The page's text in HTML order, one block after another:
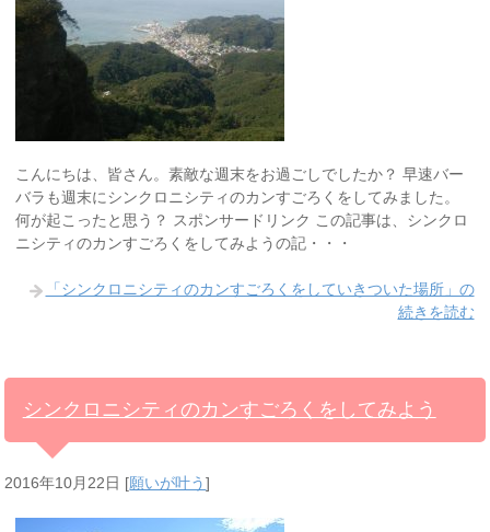
こんにちは、皆さん。素敵な週末をお過ごしでしたか？ 早速バー
バラも週末にシンクロニシティのカンすごろくをしてみました。
何が起こったと思う？ スポンサードリンク この記事は、シンクロ
ニシティのカンすごろくをしてみようの記・・・
「シンクロニシティのカンすごろくをしていきついた場所」の
続きを読む
シンクロニシティのカンすごろくをしてみよう
2016年10月22日 [願いが叶う]